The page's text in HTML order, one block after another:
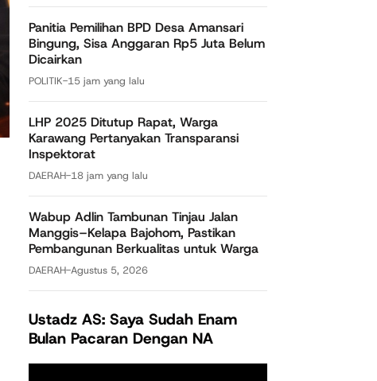
Panitia Pemilihan BPD Desa Amansari
Bingung, Sisa Anggaran Rp5 Juta Belum
Dicairkan
POLITIK-15 jam yang lalu
LHP 2025 Ditutup Rapat, Warga
Karawang Pertanyakan Transparansi
Inspektorat
DAERAH-18 jam yang lalu
Wabup Adlin Tambunan Tinjau Jalan
Manggis–Kelapa Bajohom, Pastikan
Pembangunan Berkualitas untuk Warga
DAERAH-Agustus 5, 2026
Ustadz AS: Saya Sudah Enam
Bulan Pacaran Dengan NA